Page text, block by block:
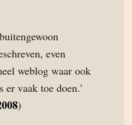
even
weblog waar ook
er vaak toe doen.’
)